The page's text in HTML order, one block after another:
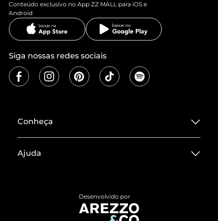
Conteúdo exclusivo no App ZZ MALL para iOS e
Android
Siga nossas redes sociais
Conheça
Termos de Uso
ZZ MALL é confiável
Ajuda
Devolução do Produto
Desenvolvido por